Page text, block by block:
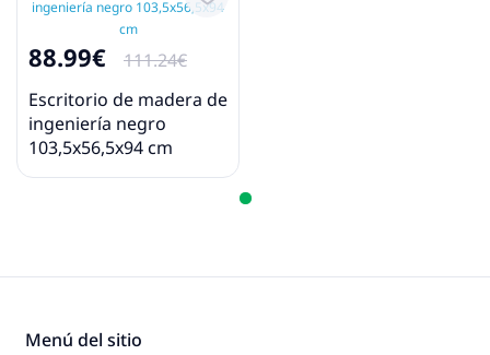
88.99€
111.24€
Escritorio de madera de
ingeniería negro
103,5x56,5x94 cm
Menú del sitio